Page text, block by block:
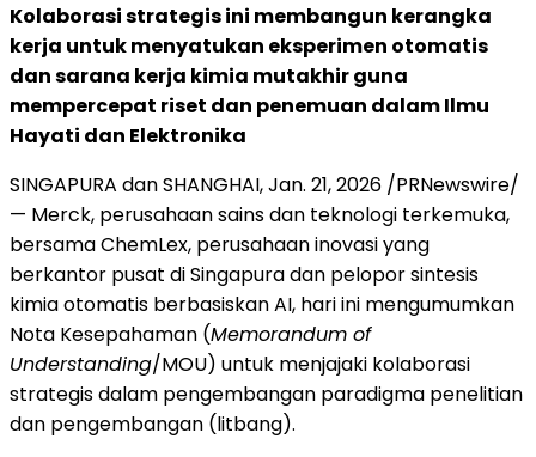
Kolaborasi strategis ini membangun kerangka
kerja untuk menyatukan eksperimen otomatis
dan sarana kerja kimia mutakhir guna
mempercepat riset dan penemuan dalam Ilmu
Hayati dan Elektronika
SINGAPURA dan SHANGHAI, Jan. 21, 2026 /PRNewswire/
— Merck, perusahaan sains dan teknologi terkemuka,
bersama ChemLex, perusahaan inovasi yang
berkantor pusat di Singapura dan pelopor sintesis
kimia otomatis berbasiskan AI, hari ini mengumumkan
Nota Kesepahaman (Memorandum of
Understanding/MOU) untuk menjajaki kolaborasi
strategis dalam pengembangan paradigma penelitian
dan pengembangan (litbang).